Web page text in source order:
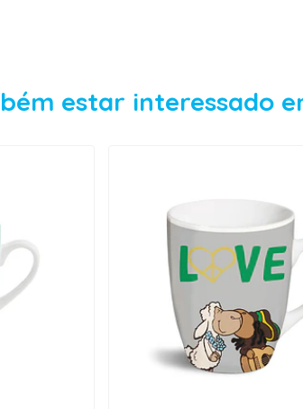
estar interessado